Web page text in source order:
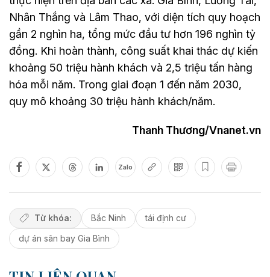
Nhân Thắng và Lâm Thao, với diện tích quy hoạch
gần 2 nghìn ha, tổng mức đầu tư hơn 196 nghìn tỷ
đồng. Khi hoàn thành, công suất khai thác dự kiến
khoảng 50 triệu hành khách và 2,5 triệu tấn hàng
hóa mỗi năm. Trong giai đoạn 1 đến năm 2030,
quy mô khoảng 30 triệu hành khách/năm.
Thanh Thương/Vnanet.vn
Zalo
Từ khóa: Bắc Ninh
tái định cư
dự án sân bay Gia Bình